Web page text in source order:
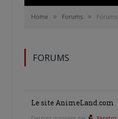
Home » Forums » Forums
FORUMS
Le site AnimeLand.com